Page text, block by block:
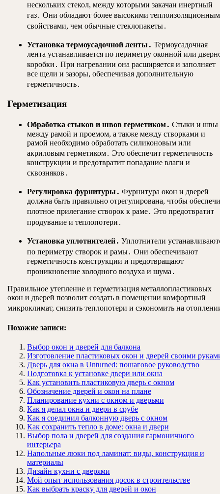
нескольких стекол, между которыми закачан инертный
газ․ Они обладают более высокими
свойствами, чем обычные стеклопакеты․
Установка термоусадочной ленты․ Термоусадочная
лента устанавливается по периметру оконной или
коробки․ При нагревании она расширяется и заполняет
все щели и зазоры, обеспечивая дополнительную
герметичность․
Герметизация
Обработка стыков и швов герметиком․ Стыки и швы
между рамой и проемом, а также между створками и
рамой необходимо обработать силиконовым или
акриловым герметиком․ Это обеспечит герметичность
конструкции и предотвратит попадание влаги и
сквозняков․
Регулировка фурнитуры․ Фурнитура окон и дверей
должна быть правильно отрегулирована, чтобы
плотное прилегание створок к раме․ Это предотвратит
продувание и теплопотери․
Установка уплотнителей․ Уплотнители
по периметру створок и рамы․ Они обеспечивают
герметичность конструкции и предотвращают
проникновение холодного воздуха и шума․
Правильное утепление и герметизация металлопластиковых
окон и дверей позволит создать в помещении комфортный
микроклимат, снизить теплопотери и сэкономить на
Похожие записи:
Выбор окон и дверей для балкона
Изготовление пластиковых окон и дверей своими
Дверь для окна в Unturned: пошаговое руководство
Подготовка к установке двери или окна
Как установить пластиковую дверь с окном
Обозначение дверей и окон на плане
Планирование кухни с окном и дверьми
Как я делал окна и двери в срубе
Как я соединил балконную дверь с окном
Как сохранить тепло в доме: окна и двери
Выбор пола и дверей для создания гармоничного
интерьера
Напольные люки под ламинат: виды, конструкция и
материалы
Дизайн кухни с дверями
Мой опыт использования досок в строительстве
Как выбрать краску для дверей и окон